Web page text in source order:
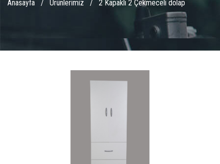
Anasayfa / Ürünlerimiz / 2 Kapaklı 2 Çekmeceli dolap